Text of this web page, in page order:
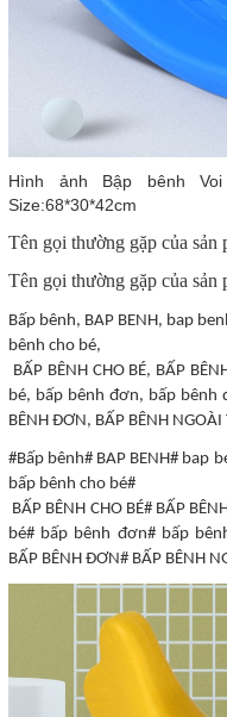
Hình ảnh Bập bênh
Size:68*30*42cm
Tên gọi thường gặp của sản
Tên gọi thường gặp của sản
Bấp bênh, BAP BENH, bap
bênh cho bé,
BẤP BÊNH CHO BÉ, BẤP
bé, bấp bênh đơn, bấp bênh
BÊNH ĐƠN, BẤP BÊNH
#Bấp bênh# BAP BENH# bap
bấp bênh cho bé#
BẤP BÊNH CHO BÉ# BẤP
bé# bấp bênh đơn# bấp
BẤP BÊNH ĐƠN# BẤP BÊNH